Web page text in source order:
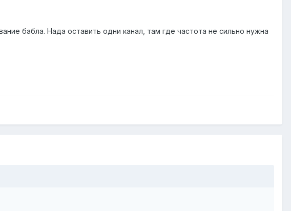
бабла. Нада оставить одни канал, там где частота не сильно нужна